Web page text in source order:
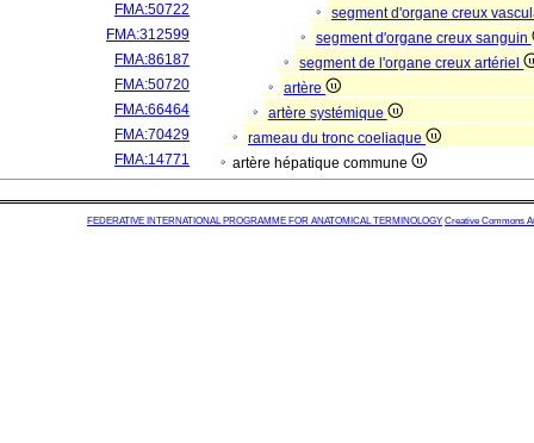
FMA:50722
segment d'organe creux
FMA:312599
segment d'organe creux sanguin
FMA:86187
segment de l'organe creux artériel
FMA:50720
artère
FMA:66464
artère systémique
FMA:70429
rameau du tronc coeliaque
FMA:14771
artère hépatique commune
FEDERATIVE INTERNATIONAL PROGRAMME FOR ANATOMICAL TERMINOLOGY Creative Commons